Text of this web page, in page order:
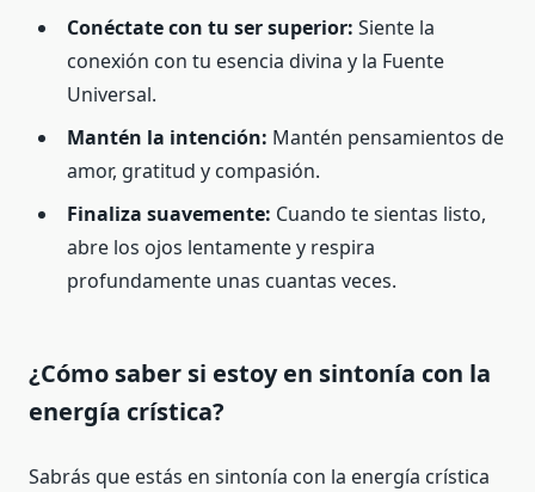
Conéctate con tu ser superior: Siente la
conexión con tu esencia divina y la Fuente
Universal.
Mantén la intención: Mantén pensamientos de
amor, gratitud y compasión.
Finaliza suavemente: Cuando te sientas listo,
abre los ojos lentamente y respira
profundamente unas cuantas veces.
¿Cómo saber si estoy en sintonía con la
energía crística?
Sabrás que estás en sintonía con la energía crística